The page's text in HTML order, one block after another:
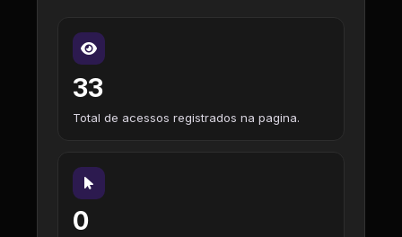
33
Total de acessos registrados na pagina.
0